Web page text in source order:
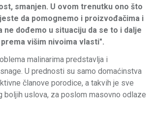
smanjen. U ovom trenutku ono što
da pomognemo i proizvođačima i
ne dođemo u situaciju da se to i dalje
višim nivoima vlasti".
malinarima predstavlja i
U prednosti su samo domaćinstva
članove porodice, a takvih je sve
boljih uslova, za poslom masovno odlaze